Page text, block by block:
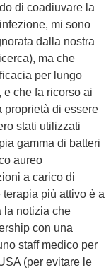
di coadiuvare la
mi sono
dalla nostra
ma che
per lungo
che fa ricorso ai
proprietà di essere
stati utilizzati
gamma di batteri
aureo
a carico di
più attivo è a
la notizia che
con una
staff medico per
(per evitare le